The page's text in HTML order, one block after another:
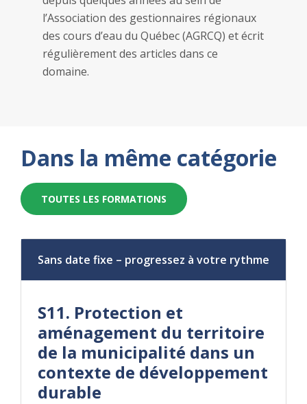
l’Association des gestionnaires régionaux
des cours d’eau du Québec (AGRCQ) et écrit
régulièrement des articles dans ce
domaine.
Dans la même catégorie
TOUTES LES FORMATIONS
Sans date fixe – progressez à votre rythme
S11. Protection et
aménagement du territoire
de la municipalité dans un
contexte de développement
durable